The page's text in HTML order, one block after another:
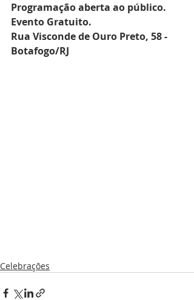
Programação aberta ao público.
Evento Gratuito.
Rua Visconde de Ouro Preto, 58 -
Botafogo/RJ
Celebrações